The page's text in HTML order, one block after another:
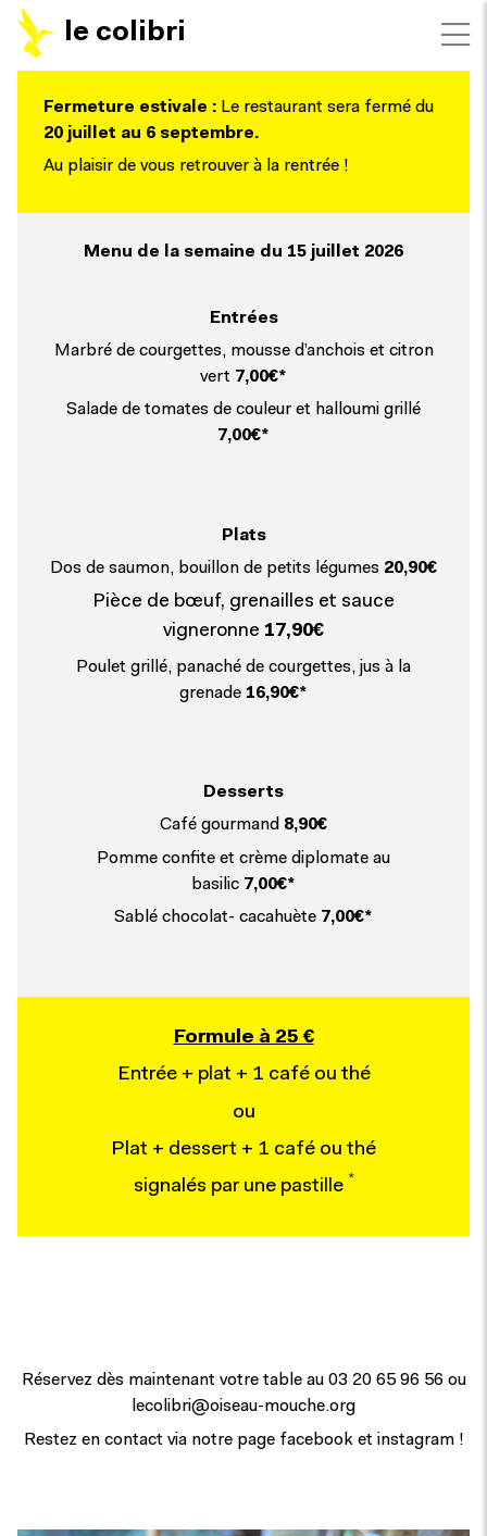
le colibri
Fermeture estivale : Le restaurant sera fermé du
20 juillet au 6 septembre.
Au plaisir de vous retrouver à la rentrée !
Menu de la semaine du 15 juillet 2026
Entrées
Marbré de courgettes, mousse d’anchois et citron
vert 7,00€*
Salade de tomates de couleur et halloumi grillé
7,00€*
Plats
Dos de saumon, bouillon de petits légumes 20,90€
Pièce de bœuf, grenailles et sauce
vigneronne 17,90€
Poulet grillé, panaché de courgettes, jus à la
grenade 16,90€*
Desserts
Café gourmand 8,90€
Pomme confite et crème diplomate au
basilic 7,00€*
Sablé chocolat- cacahuète 7,00€*
Formule à 25 €
Entrée + plat + 1 café ou thé
ou
Plat + dessert + 1 café ou thé
signalés par une pastille *
Réservez dès maintenant votre table au 03 20 65 96 56ou
lecolibri@oiseau-mouche.org
Restez en contact via notre page facebooket instagram!